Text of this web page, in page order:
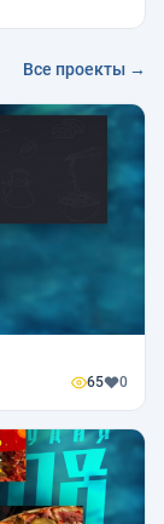
Все проекты →
65 0